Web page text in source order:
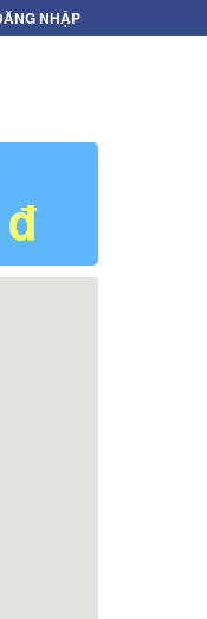
NHẬP